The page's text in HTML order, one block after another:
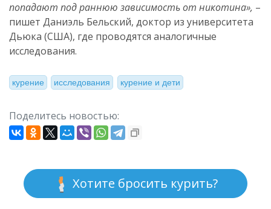
попадают под раннюю зависимость от никотина», –
пишет Даниэль Бельский, доктор из университета
Дьюка (США), где проводятся аналогичные
исследования.
курение исследования курение и дети
Поделитесь новостью:
Хотите бросить курить?